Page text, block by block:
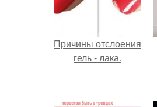
Причины отслоения
гель - лака.